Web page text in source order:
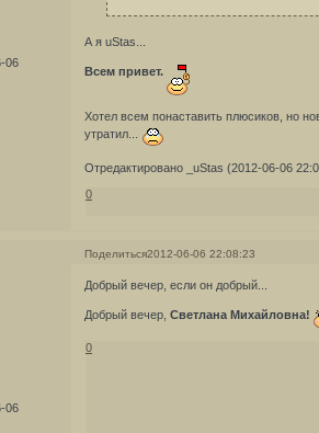
06
А я uStas...
Всем привет.
Хотел всем понаставить плюсиков, но
утратил...
Отредактировано _uStas (2012-06-06
0
Поделиться2012-06-06 22:08:23
06
Добрый вечер, если он добрый...
Добрый вечер,Светлана Михайловна!
0